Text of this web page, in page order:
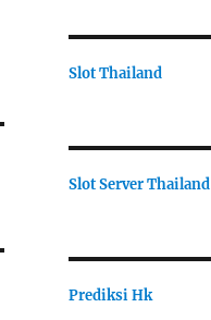
Slot Thailand
Slot Server Thailand
Prediksi Hk